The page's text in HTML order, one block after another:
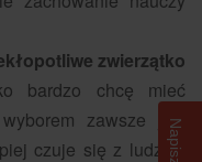
zwierzątko
bardzo chcę mieć
zawsze jest
czuje się z ludźmi.